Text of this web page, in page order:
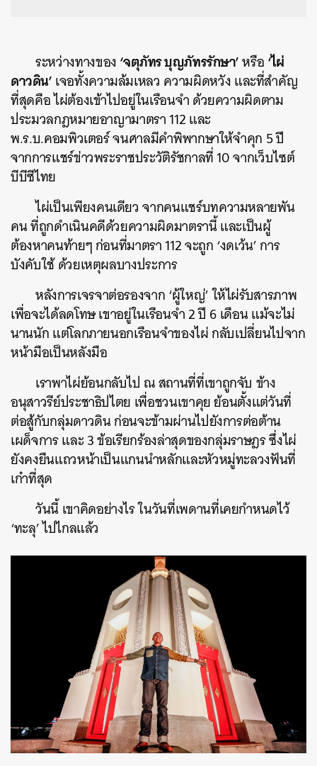
ระหว่างทางของ‘จตุภัทร บุญภัทรรักษา’หรือ‘ไผ่
ดาวดิน’เจอทั้งความล้มเหลว ความผิดหวัง และที่สำคัญ
ที่สุดคือ ไผ่ต้องเข้าไปอยู่ในเรือนจำ ด้วยความผิดตาม
ประมวลกฎหมายอาญามาตรา 112 และ
พ.ร.บ.คอมพิวเตอร์ จนศาลมีคำพิพากษาให้จำคุก 5 ปี
จากการแชร์ข่าวพระราชประวัติรัชกาลที่ 10 จากเว็บไซต์
บีบีซีไทย
ไผ่เป็นเพียงคนเดียว จากคนแชร์บทความหลายพัน
คน ที่ถูกดำเนินคดีด้วยความผิดมาตรานี้ และเป็นผู้
ต้องหาคนท้ายๆ ก่อนที่มาตรา 112 จะถูก ‘งดเว้น’ การ
บังคับใช้ ด้วยเหตุผลบางประการ
หลังการเจรจาต่อรองจาก ‘ผู้ใหญ่’ ให้ไผ่รับสารภาพ
เพื่อจะได้ลดโทษ เขาอยู่ในเรือนจำ 2 ปี 6 เดือน แม้จะไม่
นานนัก แต่โลกภายนอกเรือนจำของไผ่ กลับเปลี่ยนไปจาก
หน้ามือเป็นหลังมือ
เราพาไผ่ย้อนกลับไป ณ สถานที่ที่เขาถูกจับ ข้าง
อนุสาวรีย์ประชาธิปไตย เพื่อชวนเขาคุย ย้อนตั้งแต่วันที่
ต่อสู้กับกลุ่มดาวดิน ก่อนจะข้ามผ่านไปยังการต่อต้าน
เผด็จการ และ 3 ข้อเรียกร้องล่าสุดของกลุ่มราษฎร ซึ่งไผ่
ยังคงยืนแถวหน้าเป็นแกนนำหลักและหัวหมู่ทะลวงฟันที่
เก๋าที่สุด
วันนี้ เขาคิดอย่างไร ในวันที่เพดานที่เคยกำหนดไว้
‘ทะลุ’ ไปไกลแล้ว